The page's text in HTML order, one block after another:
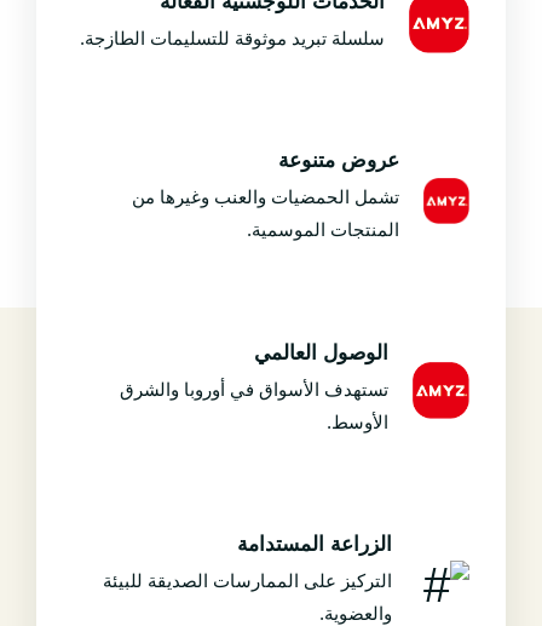
سلسلة تبريد موثوقة للتسليمات الطازجة.
عروض متنوعة
تشمل الحمضيات والعنب وغيرها من
المنتجات الموسمية.
الوصول العالمي
تستهدف الأسواق في أوروبا والشرق
الأوسط.
الزراعة المستدامة
التركيز على الممارسات الصديقة للبيئة
والعضوية.